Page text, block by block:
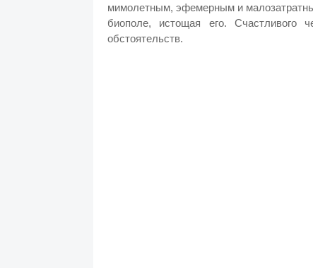
мимолетным, эфемерным и
биополе, истощая его.
обстоятельств.